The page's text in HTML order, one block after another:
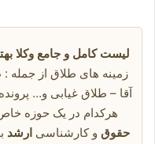
لیست کامل و جامع وکلا
زمینه های طلاق از
آقا – طلاق غیابی و…
هرکدام در یک حوزه
حقوق و کارشناسی ارشد